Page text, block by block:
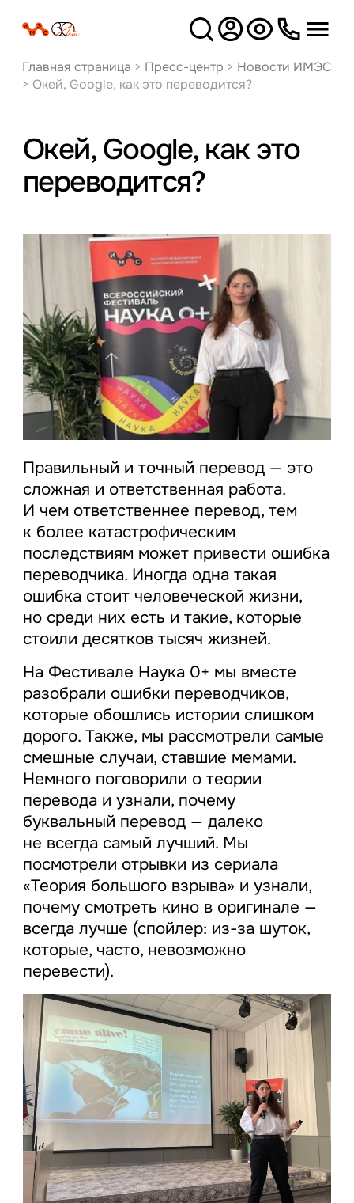
Версия
для слабовидящих
Главная страница > Пресс-центр > Новости ИМЭС
> Окей, Google, как это переводится?
Окей, Google, как это
переводится?
Правильный и точный перевод — это
сложная и ответственная работа.
И чем ответственнее перевод, тем
к более катастрофическим
последствиям может привести ошибка
переводчика. Иногда одна такая
ошибка стоит человеческой жизни,
но среди них есть и такие, которые
стоили десятков тысяч жизней.
На Фестивале Наука 0+ мы вместе
разобрали ошибки переводчиков,
которые обошлись истории слишком
дорого. Также, мы рассмотрели самые
смешные случаи, ставшие мемами.
Немного поговорили о теории
перевода и узнали, почему
буквальный перевод — далеко
не всегда самый лучший. Мы
посмотрели отрывки из сериала
«Теория большого взрыва» и узнали,
почему смотреть кино в оригинале —
всегда лучше (спойлер: из-за шуток,
которые, часто, невозможно
перевести).